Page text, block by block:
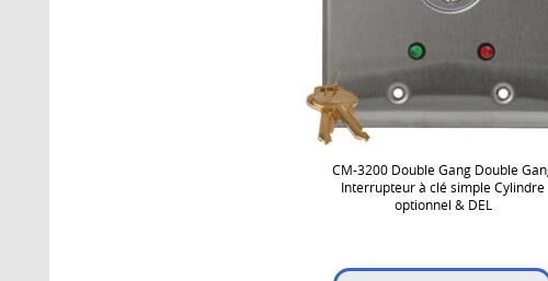
CM-3200 Double Gang Double
Interrupteur à clé simple Cylindre
optionnel & DEL